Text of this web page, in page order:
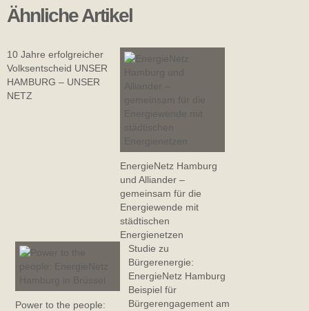
Ähnliche Artikel
10 Jahre erfolgreicher
Volksentscheid UNSER
HAMBURG – UNSER
NETZ
EnergieNetz Hamburg
und Alliander –
gemeinsam für die
Energiewende mit
städtischen
Energienetzen
Power to the people:
Studie zu
Bürgerenergie:
EnergieNetz Hamburg
Beispiel für
Bürgerengagement am